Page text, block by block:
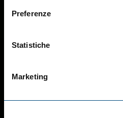
Preferenze
Statistiche
Marketing